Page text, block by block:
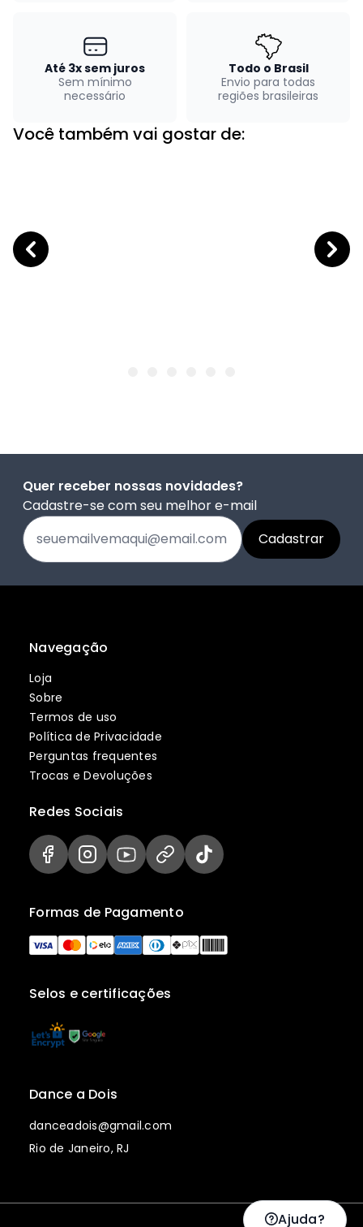
Até 3x sem juros
Sem mínimo
necessário
Todo o Brasil
Envio para todas
regiões brasileiras
Você também vai gostar de:
Quer receber nossas novidades?
Cadastre-se com seu melhor e-mail
Navegação
Loja
Sobre
Termos de uso
Política de Privacidade
Perguntas frequentes
Trocas e Devoluções
Selos e certificações
Formas de Pagamento
Redes Sociais
Dance a Dois
danceadois@gmail.com
Rio de Janeiro, RJ
Ajuda?